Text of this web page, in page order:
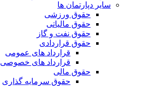
سایر دپارتمان ها
حقوق ورزشی
حقوق مالیاتی
حقوق نفت و گاز
حقوق قراردادی
قرارداد های عمومی
قرارداد های خصوصی
حقوق مالی
حقوق سرمایه گذاری